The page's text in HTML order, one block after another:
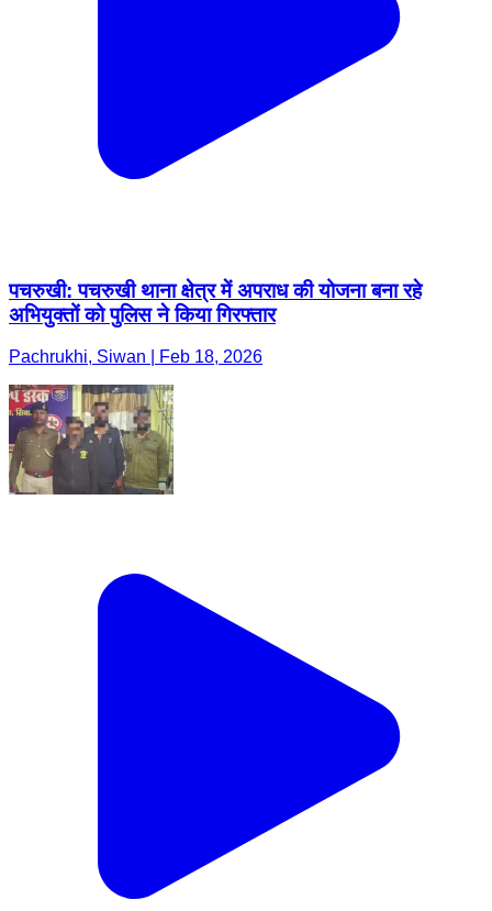
पचरुखी: पचरुखी थाना क्षेत्र में अपराध की योजना बना रहे
अभियुक्तों को पुलिस ने किया गिरफ्तार
Pachrukhi, Siwan | Feb 18, 2026